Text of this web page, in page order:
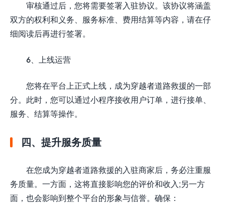
审核通过后，您将需要签署入驻协议。该协议将涵盖
双方的权利和义务、服务标准、费用结算等内容，请在仔
细阅读后再进行签署。
6、上线运营
您将在平台上正式上线，成为穿越者道路救援的一部
分。此时，您可以通过小程序接收用户订单，进行接单、
服务、结算等操作。
四、提升服务质量
在您成为穿越者道路救援的入驻商家后，务必注重服
务质量。一方面，这将直接影响您的评价和收入;另一方
面，也会影响到整个平台的形象与信誉。确保：